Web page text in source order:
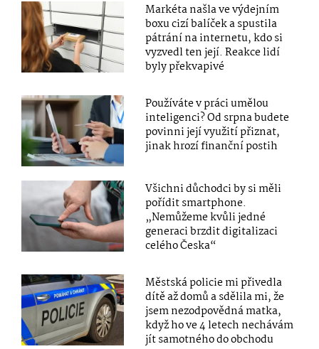
Markéta našla ve výdejním
boxu cizí balíček a spustila
pátrání na internetu, kdo si
vyzvedl ten její. Reakce lidí
byly překvapivé
Používáte v práci umělou
inteligenci? Od srpna budete
povinni její využití přiznat,
jinak hrozí finanční postih
Všichni důchodci by si měli
pořídit smartphone.
„Nemůžeme kvůli jedné
generaci brzdit digitalizaci
celého Česka“
Městská policie mi přivedla
dítě až domů a sdělila mi, že
jsem nezodpovědná matka,
když ho ve 4 letech nechávám
jít samotného do obchodu